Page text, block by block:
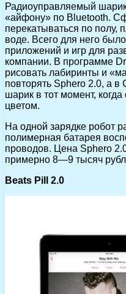
Радиоуправляемый
«айфону» по Bluetooth.
перекатываться по полу,
воде. Всего для него
приложений и игр для
компании. В программе
рисовать лабиринты и
повторять Sphero 2.0, а в
шарик в тот момент,
цветом.
На одной зарядке робот
полимерная батарея
проводов. Цена Sphero
примерно 8—9 тысяч
Beats Pill 2.0